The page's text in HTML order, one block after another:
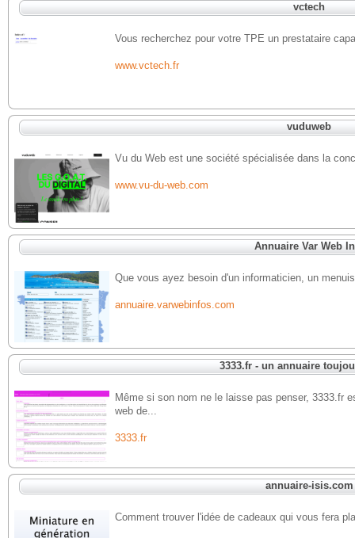
vctech
Vous recherchez pour votre TPE un prestataire
www.vctech.fr
vuduweb
Vu du Web est une société spécialisée dans la
www.vu-du-web.com
Annuaire Var Web
Que vous ayez besoin d'un informaticien, un
annuaire.varwebinfos.com
3333.fr - un annuaire
Même si son nom ne le laisse pas penser, 3333.fr
web de...
3333.fr
annuaire-isis.com
Comment trouver l'idée de cadeaux qui vous fera